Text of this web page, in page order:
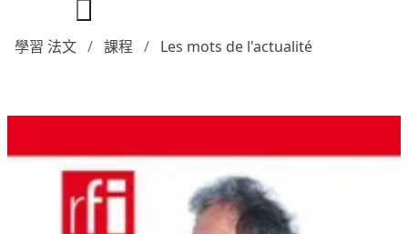
學習 法文 課程 Les mots de l'actualité